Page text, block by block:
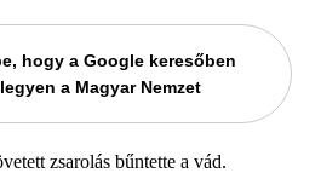
hogy a Google keresőben
a Magyar Nemzet
zsarolás bűntette a vád.